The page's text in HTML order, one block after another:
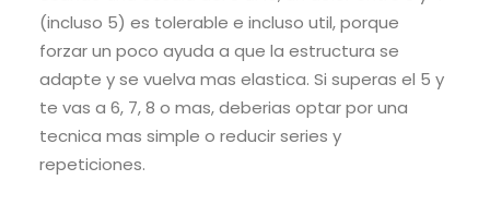
(incluso 5) es tolerable e incluso util, porque
forzar un poco ayuda a que la estructura se
adapte y se vuelva mas elastica. Si superas el 5 y
te vas a 6, 7, 8 o mas, deberias optar por una
tecnica mas simple o reducir series y
repeticiones.